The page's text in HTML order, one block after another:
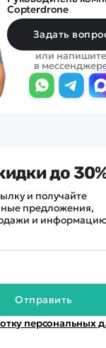
Copterdrone
Задать
или напишите
в
до
и получайте
предложения,
и
Отправить
персональных